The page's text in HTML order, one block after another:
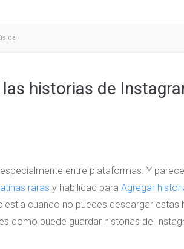
historias de
entre plataformas. Y
raras y habilidad para Agregar
cuando no puedes descargar estas
como puede guardar historias de